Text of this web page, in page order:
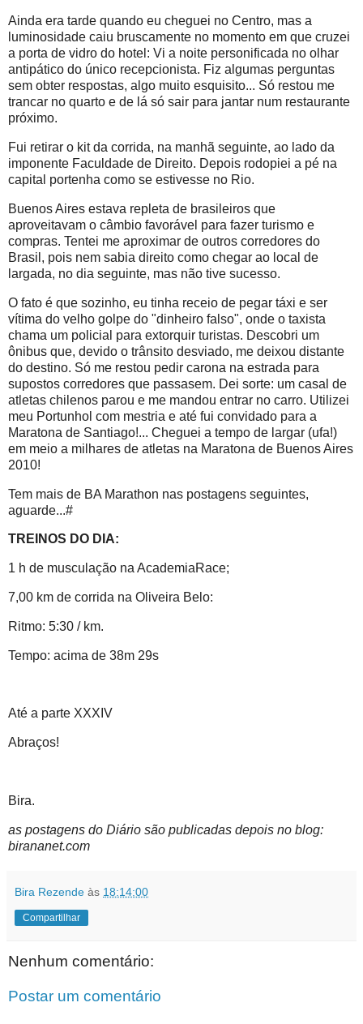
Ainda era tarde quando eu cheguei no Centro, mas a
luminosidade caiu bruscamente no momento em que cruzei
a porta de vidro do hotel: Vi a noite personificada no olhar
antipático do único recepcionista. Fiz algumas perguntas
sem obter respostas, algo muito esquisito... Só restou me
trancar no quarto e de lá só sair para jantar num restaurante
próximo.
Fui retirar o kit da corrida, na manhã seguinte, ao lado da
imponente Faculdade de Direito. Depois rodopiei a pé na
capital portenha como se estivesse no Rio.
Buenos Aires estava repleta de brasileiros que
aproveitavam o câmbio favorável para fazer turismo e
compras. Tentei me aproximar de outros corredores do
Brasil, pois nem sabia direito como chegar ao local de
largada, no dia seguinte, mas não tive sucesso.
O fato é que sozinho, eu tinha receio de pegar táxi e ser
vítima do velho golpe do "dinheiro falso", onde o taxista
chama um policial para extorquir turistas. Descobri um
ônibus que, devido o trânsito desviado, me deixou distante
do destino. Só me restou pedir carona na estrada para
supostos corredores que passasem. Dei sorte: um casal de
atletas chilenos parou e me mandou entrar no carro. Utilizei
meu Portunhol com mestria e até fui convidado para a
Maratona de Santiago!... Cheguei a tempo de largar (ufa!)
em meio a milhares de atletas na Maratona de Buenos Aires
2010!
Tem mais de BA Marathon nas postagens seguintes,
aguarde...#
TREINOS DO DIA:
1 h de musculação na AcademiaRace;
7,00 km de corrida na Oliveira Belo:
Ritmo: 5:30 / km.
Tempo: acima de 38m 29s
Até a parte XXXIV
Abraços!
Bira.
as postagens do Diário são publicadas depois no blog:
birananet.com
Bira Rezende às 18:14:00
Compartilhar
Nenhum comentário:
Postar um comentário